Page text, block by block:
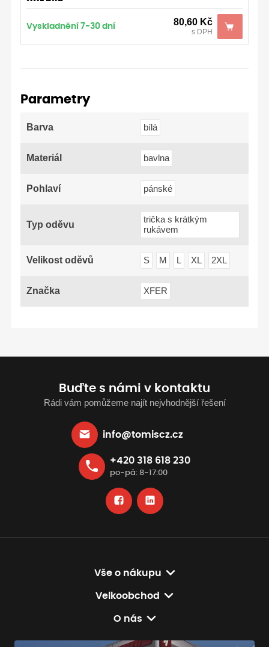
Vyskladnění 7-30 dní 80,60 Kč
s DPH
Parametry
Barva bílá
Materiál bavlna
Pohlaví pánské
Typ oděvu
trička s krátkým
rukávem
Velikost oděvů S M L XL 2XL
Značka XFER
Buďte s námi v kontaktu
Rádi vám pomůžeme najít nejvhodnější řešení
info@tomiscz.cz
+420 318 618 230
po-pá: 8-17:00
Vše o nákupu
Velkoobchod
O nás